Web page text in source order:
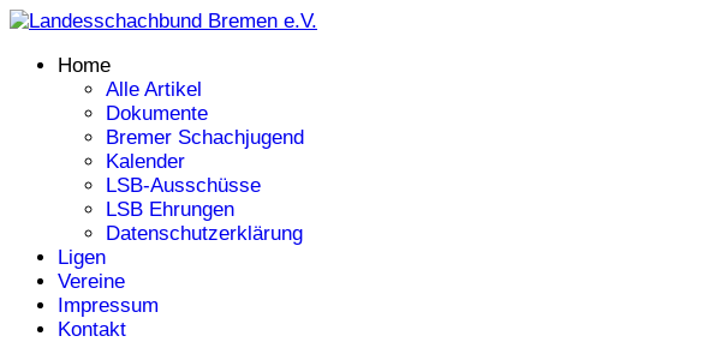
Home
Alle Artikel
Dokumente
Bremer Schachjugend
Kalender
LSB-Ausschüsse
LSB Ehrungen
Datenschutzerklärung
Ligen
Vereine
Impressum
Kontakt